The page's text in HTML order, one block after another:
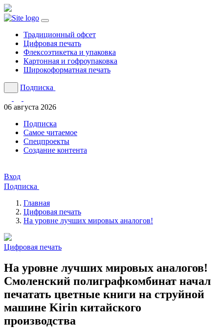
Традиционный офсет
Цифровая печать
Флексоэтикетка и упаковка
Картонная и гофроупаковка
Широкоформатная печать
Подписка
06 августа 2026
Подписка
Cамое читаемое
Спецпроекты
Создание контента
Вход
Подписка
Главная
Цифровая печать
На уровне лучших мировых аналогов!
Цифровая печать
На уровне лучших мировых аналогов!
Смоленский полиграфкомбинат начал
печатать цветные книги на струйной
машине Kirin китайского
производства